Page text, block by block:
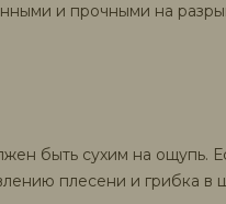
и прочными на
быть сухим на ощупь.
плесени и грибка в